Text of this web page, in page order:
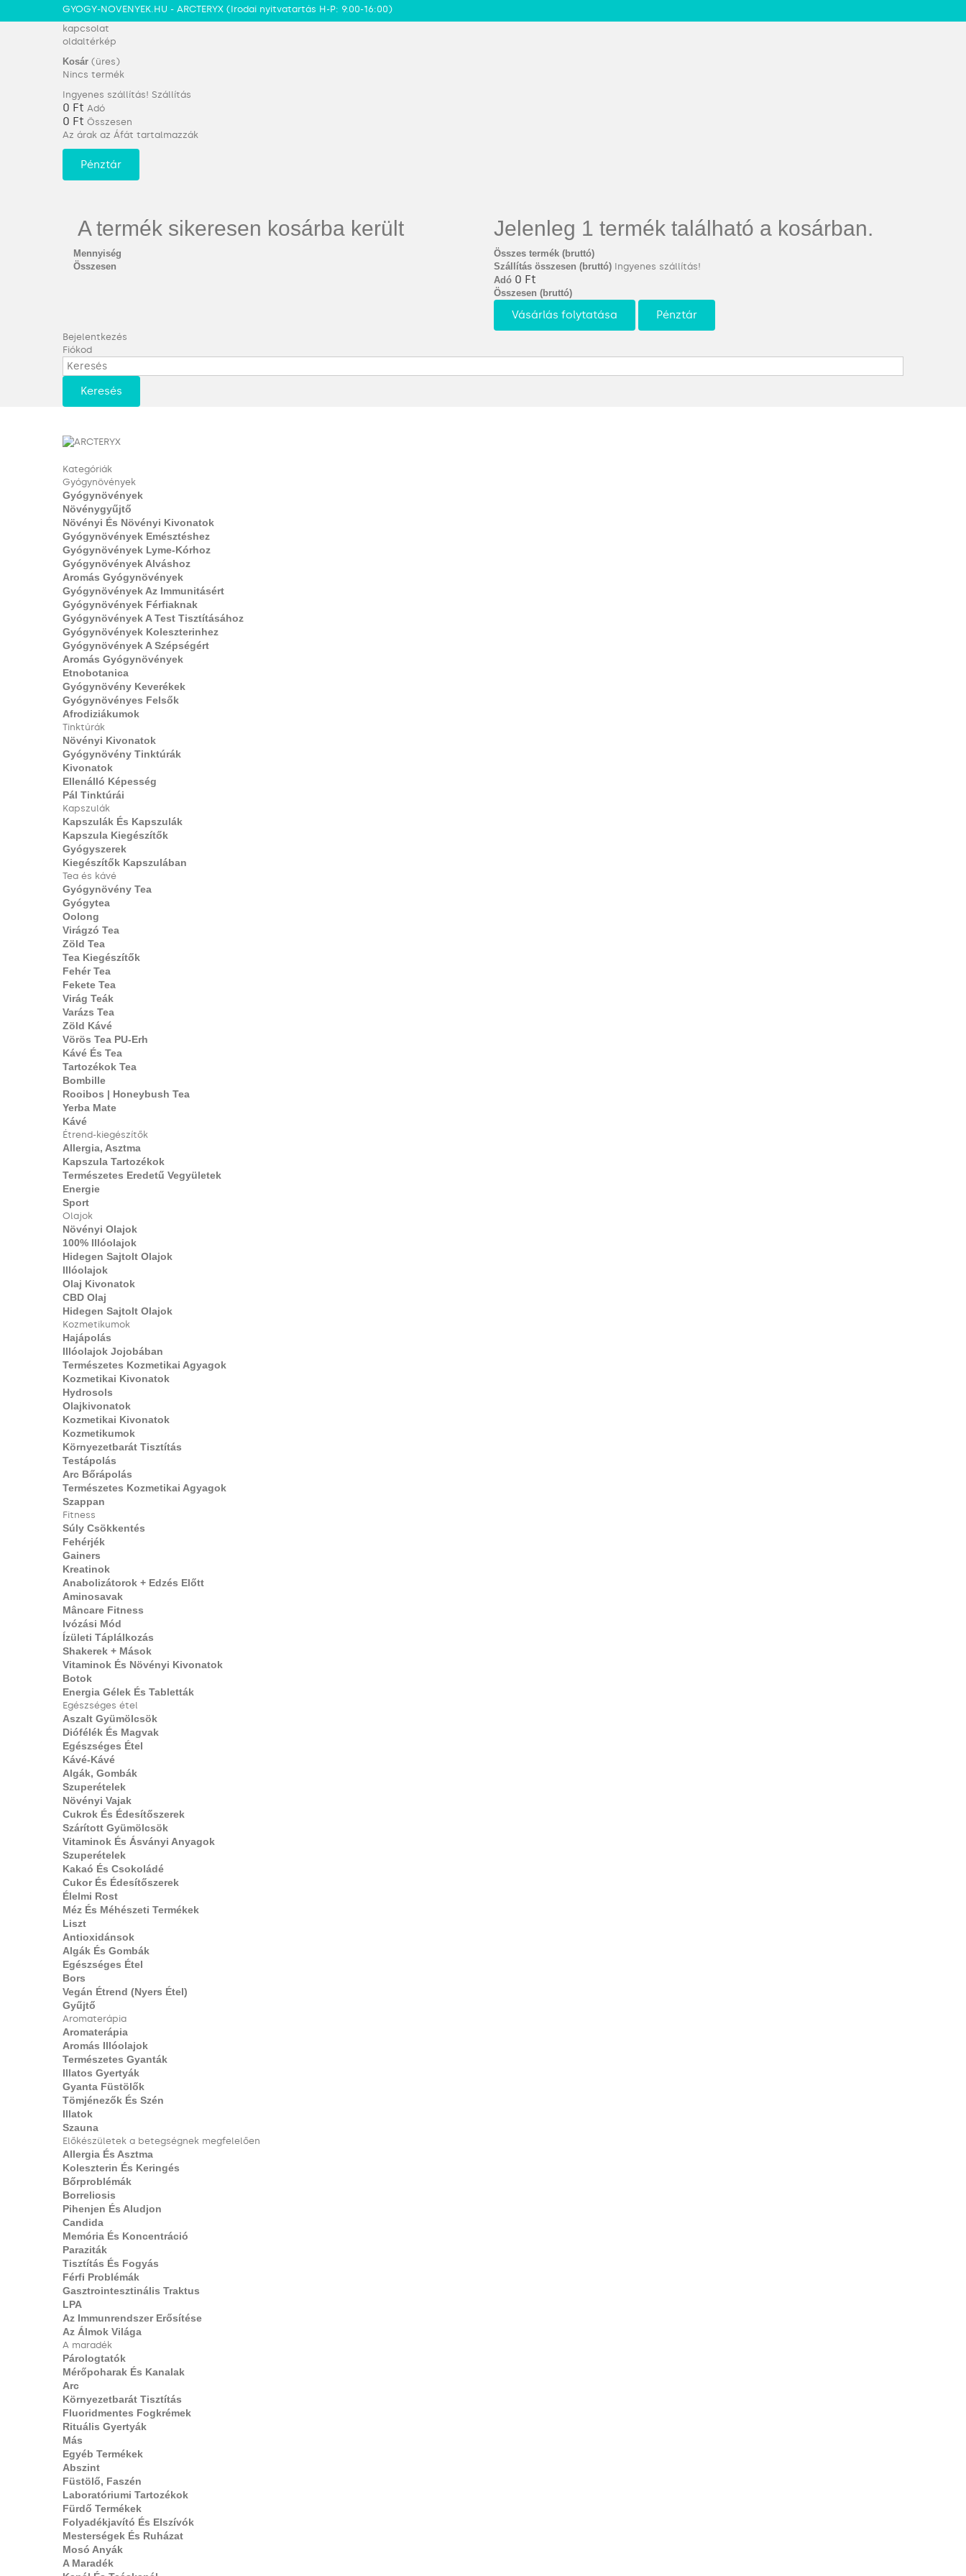
GYOGY-NOVENYEK.HU - ARCTERYX (Irodai nyitvatartás H-P: 9:00-16:00)
kapcsolat
oldaltérkép
Kosár (üres)
Nincs termék
Ingyenes szállítás! Szállítás
0 Ft‎ Adó
0 Ft‎ Összesen
Az árak az Áfát tartalmazzák
Pénztár
A termék sikeresen kosárba került
Mennyiség
Összesen
Jelenleg 1 termék található a kosárban.
Összes termék (bruttó)
Szállítás összesen (bruttó) Ingyenes szállítás!
Adó 0 Ft‎
Összesen (bruttó)
Vásárlás folytatása Pénztár
Bejelentkezés
Fiókod
Keresés
Kategóriák
Gyógynövények
Gyógynövények
Növénygyűjtő
Növényi És Növényi Kivonatok
Gyógynövények Emésztéshez
Gyógynövények Lyme-Kórhoz
Gyógynövények Alváshoz
Aromás Gyógynövények
Gyógynövények Az Immunitásért
Gyógynövények Férfiaknak
Gyógynövények A Test Tisztításához
Gyógynövények Koleszterinhez
Gyógynövények A Szépségért
Aromás Gyógynövények
Etnobotanica
Gyógynövény Keverékek
Gyógynövényes Felsők
Afrodiziákumok
Tinktúrák
Növényi Kivonatok
Gyógynövény Tinktúrák
Kivonatok
Ellenálló Képesség
Pál Tinktúrái
Kapszulák
Kapszulák És Kapszulák
Kapszula Kiegészítők
Gyógyszerek
Kiegészítők Kapszulában
Tea és kávé
Gyógynövény Tea
Gyógytea
Oolong
Virágzó Tea
Zöld Tea
Tea Kiegészítők
Fehér Tea
Fekete Tea
Virág Teák
Varázs Tea
Zöld Kávé
Vörös Tea PU-Erh
Kávé És Tea
Tartozékok Tea
Bombille
Rooibos | Honeybush Tea
Yerba Mate
Kávé
Étrend-kiegészítők
Allergia, Asztma
Kapszula Tartozékok
Természetes Eredetű Vegyületek
Energie
Sport
Olajok
Növényi Olajok
100% Illóolajok
Hidegen Sajtolt Olajok
Illóolajok
Olaj Kivonatok
CBD Olaj
Hidegen Sajtolt Olajok
Kozmetikumok
Hajápolás
Illóolajok Jojobában
Természetes Kozmetikai Agyagok
Kozmetikai Kivonatok
Hydrosols
Olajkivonatok
Kozmetikai Kivonatok
Kozmetikumok
Környezetbarát Tisztítás
Testápolás
Arc Bőrápolás
Természetes Kozmetikai Agyagok
Szappan
Fitness
Súly Csökkentés
Fehérjék
Gainers
Kreatinok
Anabolizátorok + Edzés Előtt
Aminosavak
Mâncare Fitness
Ivózási Mód
Ízületi Táplálkozás
Shakerek + Mások
Vitaminok És Növényi Kivonatok
Botok
Energia Gélek És Tabletták
Egészséges étel
Aszalt Gyümölcsök
Diófélék És Magvak
Egészséges Étel
Kávé-Kávé
Algák, Gombák
Szuperételek
Növényi Vajak
Cukrok És Édesítőszerek
Szárított Gyümölcsök
Vitaminok És Ásványi Anyagok
Szuperételek
Kakaó És Csokoládé
Cukor És Édesítőszerek
Élelmi Rost
Méz És Méhészeti Termékek
Liszt
Antioxidánsok
Algák És Gombák
Egészséges Étel
Bors
Vegán Étrend (nyers Étel)
Gyűjtő
Aromaterápia
Aromaterápia
Aromás Illóolajok
Természetes Gyanták
Illatos Gyertyák
Gyanta Füstölők
Tömjénezők És Szén
Illatok
Szauna
Előkészületek a betegségnek megfelelően
Allergia És Asztma
Koleszterin És Keringés
Bőrproblémák
Borreliosis
Pihenjen És Aludjon
Candida
Memória És Koncentráció
Paraziták
Tisztítás És Fogyás
Férfi Problémák
Gasztrointesztinális Traktus
LPA
Az Immunrendszer Erősítése
Az Álmok Világa
A maradék
Párologtatók
Mérőpoharak És Kanalak
Arc
Környezetbarát Tisztítás
Fluoridmentes Fogkrémek
Rituális Gyertyák
Más
Egyéb Termékek
Abszint
Füstölő, Faszén
Laboratóriumi Tartozékok
Fürdő Termékek
Folyadékjavító És Elszívók
Mesterségek És Ruházat
Mosó Anyák
A Maradék